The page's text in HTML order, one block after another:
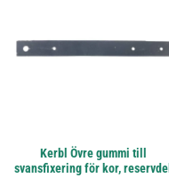
Kerbl Övre gummi till
svansfixering för kor, reservdel